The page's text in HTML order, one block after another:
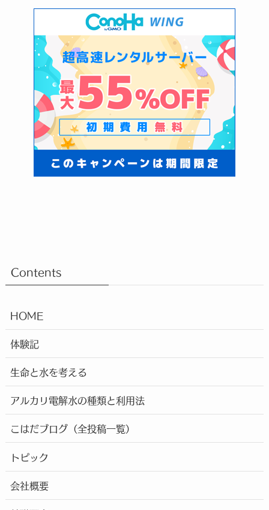
Contents
HOME
体験記
生命と水を考える
アルカリ電解水の種類と利用法
こはだブログ（全投稿一覧）
トピック
会社概要